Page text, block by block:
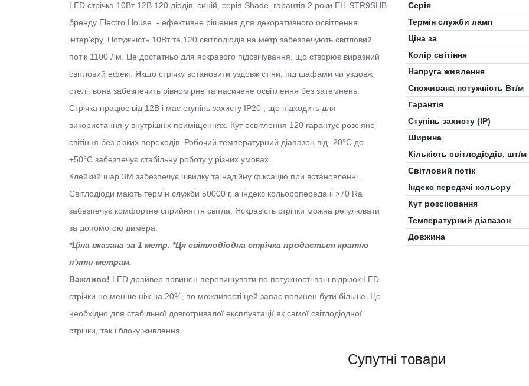
LED стрічка 10Вт 12В 120 діодів, синій, серія Shade, гарантія 2 роки EH-STR9SHB
бренду Electro House - ефективне рішення для декоративного освітлення
інтер'єру. Потужність 10Вт та 120 світлодіодів на метр забезпечують світловий
потік 1100 Лм. Це достатньо для яскравого підсвічування, що створює виразний
світловий ефект. Якщо стрічку встановити уздовж стіни, під шафами чи уздовж
стелі, вона забезпечить рівномірне та насичене освітлення без затемнень.
Стрічка працює від 12В і має ступінь захисту IP20 , що підходить для
використання у внутрішніх приміщеннях. Кут освітлення 120 гарантує розсіяне
світіння без різких переходів. Робочий температурний діапазон від -20°C до
+50°C забезпечує стабільну роботу у різних умовах.
Клейкий шар 3M забезпечує швидку та надійну фіксацію при встановленні.
Світлодіоди мають термін служби 50000 г, а індекс кольоропередачі >70 Ra
забезпечує комфортне сприйняття світла. Яскравість стрічки можна регулювати
за допомогою димера.
*Ціна вказана за 1 метр. *Ця світлодіодна стрічка продається кратно
п'яти метрам.
Важливо! LED драйвер повинен перевищувати по потужності ваш відрізок LED
стрічки не менше ніж на 20%, по можливості цей запас повинен бути більше. Це
необхідно для стабільної довготривалої експлуатації як самої світлодіодної
стрічки, так і блоку живлення.
Серія
Термін служби ламп
Ціна за
Колір світіння
Напруга живлення
Споживана потужність Вт/м
Гарантія
Ступінь захисту (IP)
Ширина
Кількість світлодіодів, шт/м
Світловий потік
Індекс передачі кольору
Кут розсіювання
Температурний діапазон
Довжина
Супутні товари